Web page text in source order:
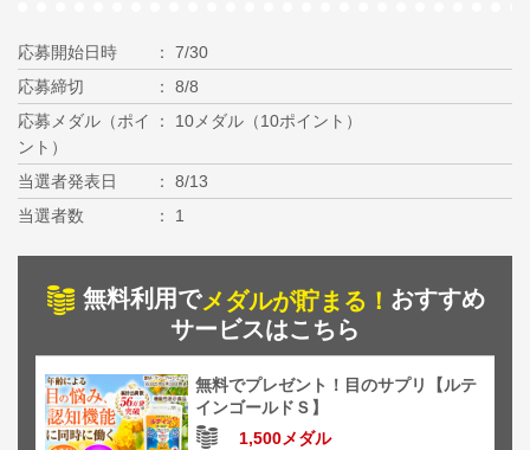
応募開始日時
7/30
応募締切
8/8
応募メダル（ポイ
ント）
10メダル（10ポイント）
当選者発表日
8/13
当選者数
1
無料利用でメダルが貯まる！ おすすめ
サービスはこちら
無料でプレゼント！目のサプリ【ルテ
インゴールドＳ】
1,500メダル